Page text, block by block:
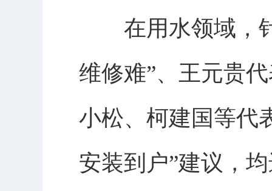
在用水领域，针
维修难”、王元贵
小松、柯建国等代
安装到户”建议，